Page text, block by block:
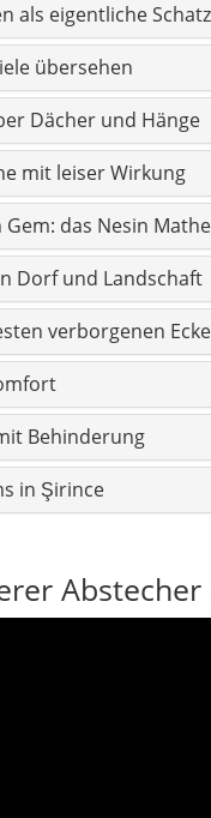
als eigentliche
übersehen
Dächer und Hänge
mit leiser Wirkung
das Nesin
Dorf und Landschaft
verborgenen
Behinderung
in Şirince